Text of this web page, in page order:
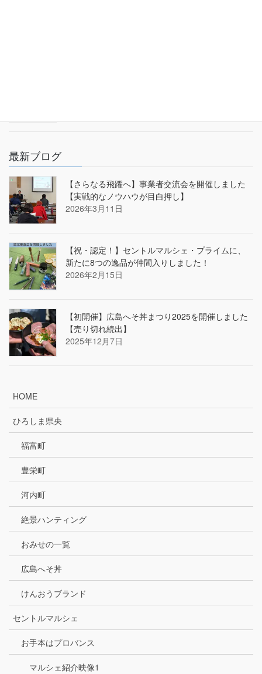
最新ブログ
【さらなる飛躍へ】事業者交流会を開催しました
【実戦的なノウハウが目白押し】
2026年3月11日
【祝・認定！】セントルマルシェ・プライムに、
新たに8つの逸品が仲間入りしました！
2026年2月15日
【初開催】広島へそ丼まつり2025を開催しました
【売り切れ続出】
2025年12月7日
HOME
ひろしま県央
福富町
豊栄町
河内町
絶景ハンティング
おみせの一覧
広島へそ丼
けんおうブランド
セントルマルシェ
お手本はプロバンス
マルシェ紹介映像1